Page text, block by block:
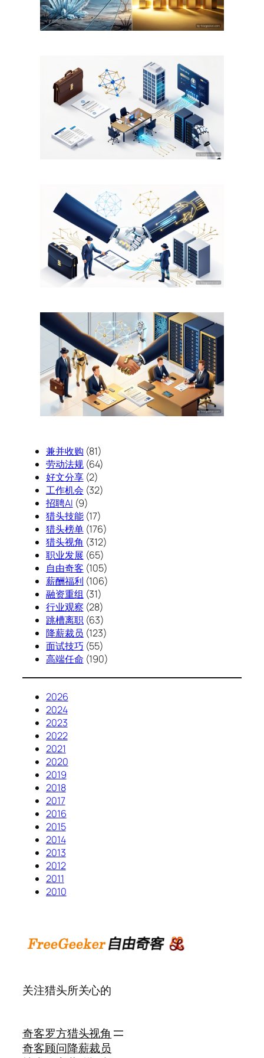
兼并收购 (81)
劳动法规(64)
好文分享(2)
工作机会 (32)
招聘AI (9)
猎头技能(17)
猎头榜单(176)
猎头视角 (312)
职业发展 (65)
自由奇客 (105)
薪酬福利 (106)
融资重组 (31)
行业观察 (28)
跳槽离职(63)
降薪裁员 (123)
面试技巧 (55)
高端任命 (190)
2026
2024
2023
2022
2021
2020
2019
2018
2017
2016
2015
2014
2013
2012
2011
2010
关注猎头所关心的
奇客罗方
奇客顾问
猎头视角
降薪裁员